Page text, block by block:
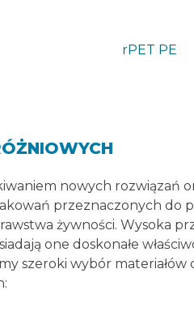
rPET PE
nowych rozwiązań
przeznaczonych do
żywności. Wysoka
one doskonałe
szeroki wybór materiałów